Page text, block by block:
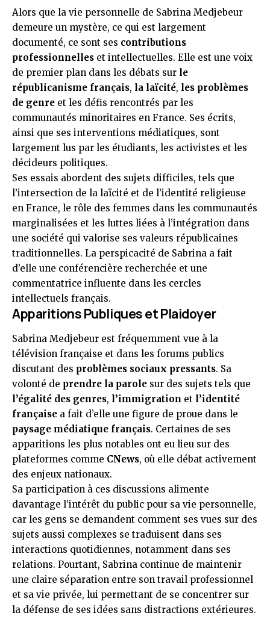
Alors que la vie personnelle de Sabrina Medjebeur
demeure un mystère, ce qui est largement
documenté, ce sont ses contributions
professionnelles et intellectuelles. Elle est une voix
de premier plan dans les débats sur le
républicanisme français, la laïcité, les problèmes
de genre et les défis rencontrés par les
communautés minoritaires en France. Ses écrits,
ainsi que ses interventions médiatiques, sont
largement lus par les étudiants, les activistes et les
décideurs politiques.
Ses essais abordent des sujets difficiles, tels que
l’intersection de la laïcité et de l’identité religieuse
en France, le rôle des femmes dans les communautés
marginalisées et les luttes liées à l’intégration dans
une société qui valorise ses valeurs républicaines
traditionnelles. La perspicacité de Sabrina a fait
d’elle une conférencière recherchée et une
commentatrice influente dans les cercles
intellectuels français.
Apparitions Publiques et Plaidoyer
Sabrina Medjebeur est fréquemment vue à la
télévision française et dans les forums publics
discutant des problèmes sociaux pressants. Sa
volonté de prendre la parole sur des sujets tels que
l’égalité des genres, l’immigration et l’identité
française a fait d’elle une figure de proue dans le
paysage médiatique français. Certaines de ses
apparitions les plus notables ont eu lieu sur des
plateformes comme CNews, où elle débat activement
des enjeux nationaux.
Sa participation à ces discussions alimente
davantage l’intérêt du public pour sa vie personnelle,
car les gens se demandent comment ses vues sur des
sujets aussi complexes se traduisent dans ses
interactions quotidiennes, notamment dans ses
relations. Pourtant, Sabrina continue de maintenir
une claire séparation entre son travail professionnel
et sa vie privée, lui permettant de se concentrer sur
la défense de ses idées sans distractions extérieures.